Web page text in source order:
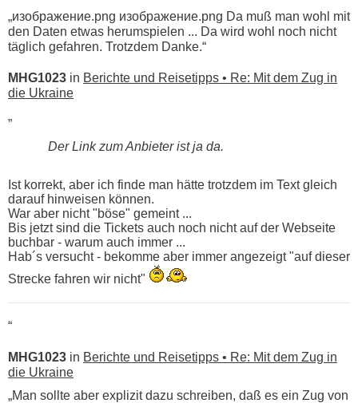
„изображение.png изображение.png Da muß man wohl mit
den Daten etwas herumspielen ... Da wird wohl noch nicht
täglich gefahren. Trotzdem Danke.“
MHG1023 in Berichte und Reisetipps • Re: Mit dem Zug in
die Ukraine
„
Der Link zum Anbieter ist ja da.
Ist korrekt, aber ich finde man hätte trotzdem im Text gleich
darauf hinweisen können.
War aber nicht "böse" gemeint ...
Bis jetzt sind die Tickets auch noch nicht auf der Webseite
buchbar - warum auch immer ...
Hab´s versucht - bekomme aber immer angezeigt "auf dieser
Strecke fahren wir nicht"
“
MHG1023 in Berichte und Reisetipps • Re: Mit dem Zug in
die Ukraine
„Man sollte aber explizit dazu schreiben, daß es ein Zug von